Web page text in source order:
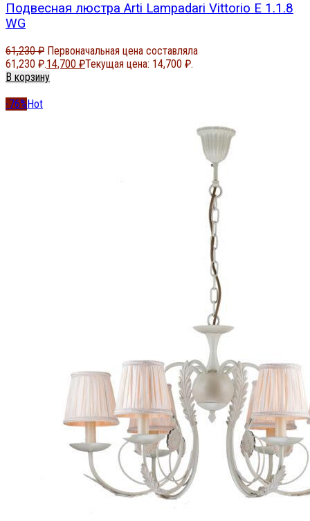
Подвесная люстра Arti Lampadari Vittorio E 1.1.8
WG
61,230₽ Первоначальная цена составляла
61,230 ₽.14,700 ₽Текущая цена: 14,700 ₽.
В корзину
-76%Hot